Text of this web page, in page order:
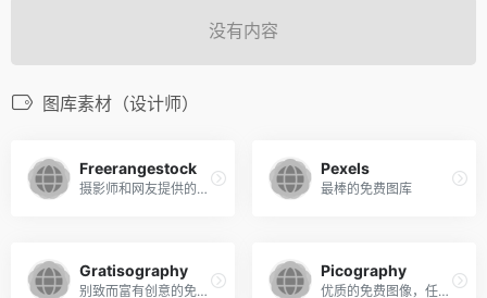
没有内容
图库素材（设计师）
Freerangestock
摄影师和网友提供的免费图片素材站
Pexels
最棒的免费图库
Gratisography
别致而富有创意的免费图库
Picography
优质的免费图像，任君取用